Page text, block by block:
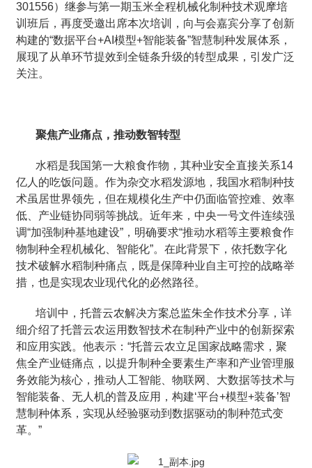
301556）继参与第一期玉米全程机械化制种技术观摩培
训班后，再度受邀出席本次培训，向与会嘉宾分享了创新
构建的“数据平台+AI模型+智能装备”智慧制种发展体系，
展现了从单环节提效到全链条升级的转型成果，引发广泛
关注。
聚焦产业痛点，推动数智转型
水稻是我国第一大粮食作物，其种业安全直接关系14
亿人的吃饭问题。作为杂交水稻发源地，我国水稻制种技
术虽居世界领先，但在规模化生产中仍面临管控难、效率
低、产业链协同弱等挑战。近年来，中央一号文件连续强
调“加强制种基地建设”，明确要求“推动水稻等主要粮食作
物制种全程机械化、智能化”。在此背景下，依托数字化
技术破解水稻制种痛点，既是保障种业自主可控的战略举
措，也是实现农业现代化的必然路径。
培训中，托普云农解决方案总监朱全作技术分享，详
细介绍了托普云农运用数智技术在制种产业中的创新探索
和应用实践。他表示：“托普云农立足国家战略需求，聚
焦全产业链痛点，以提升制种全要素生产率和产业管理服
务效能为核心，推动人工智能、物联网、大数据等技术与
智能装备、无人机的普及应用，构建‘平台+模型+装备’智
慧制种体系，实现从经验驱动到数据驱动的制种范式变
革。”